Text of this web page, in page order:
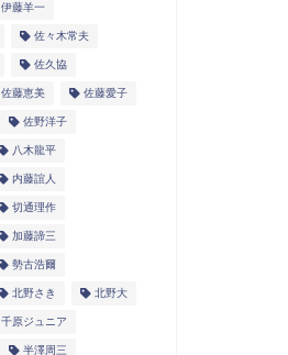
伊藤羊一
佐々木常夫
佐久協
佐藤恵美 佐藤愛子
佐野洋子
八木龍平
内藤誼人
切通理作
加藤諦三
勢古浩爾
北野さき 北野大
千原ジュニア
半澤周三